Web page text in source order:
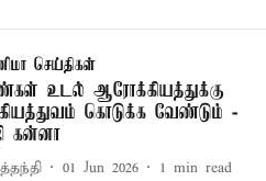
செய்திகள்
உடல் ஆரோக்கியத்துக்கு
கொடுக்க வேண்டும் -
கன்னா
01 Jun 2026 1 min read